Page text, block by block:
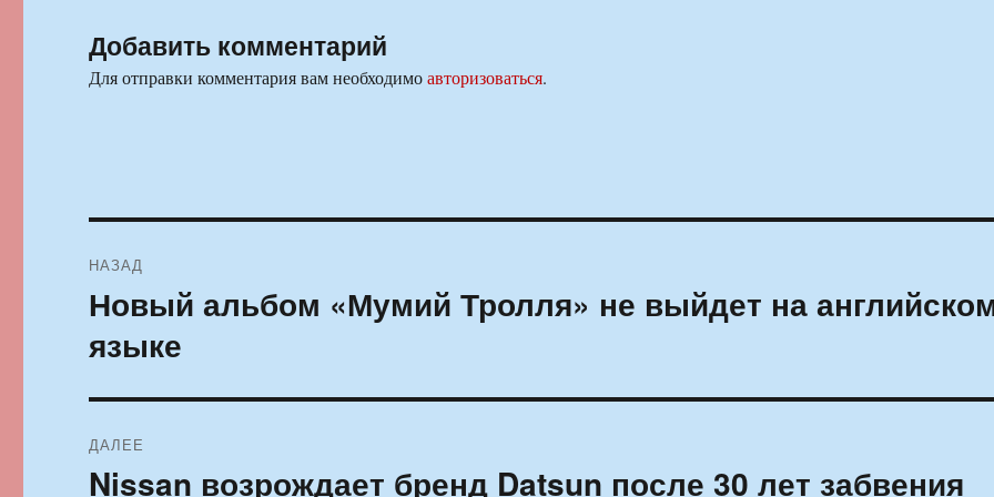
Добавить комментарий
Для отправки комментария вам необходимоавторизоваться.
по
записям
НАЗАД
Предыдущая
Новый альбом «Мумий Тролля» не выйдет на
языке
ДАЛЕЕ
Следующая
Nissan возрождает бренд Datsun после 30 лет забвения